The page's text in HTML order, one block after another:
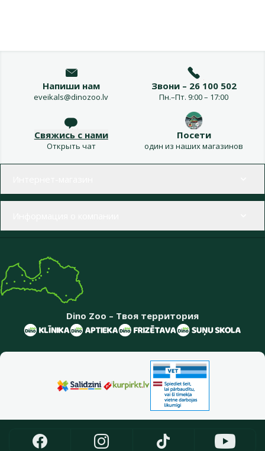
Напиши нам
eveikals@dinozoo.lv
Звони – 26 100 502
Пн.–Пт. 9:00 – 17:00
Свяжись с нами
Открыть чат
Посети
один из наших магазинов
Dino Zoo – Твоя территория